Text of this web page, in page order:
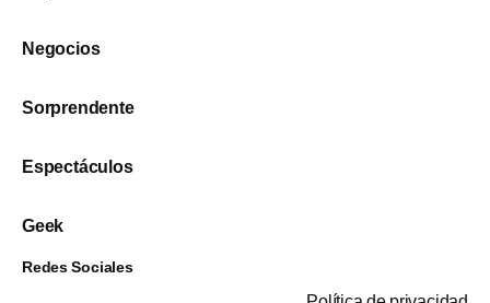
Negocios
Sorprendente
Espectáculos
Geek
Redes Sociales